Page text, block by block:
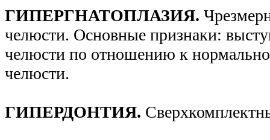
ГИПЕРГНАТОПЛАЗИЯ.
челюсти. Основные признаки:
челюсти по отношению к
челюсти.
ГИПЕРДОНТИЯ.